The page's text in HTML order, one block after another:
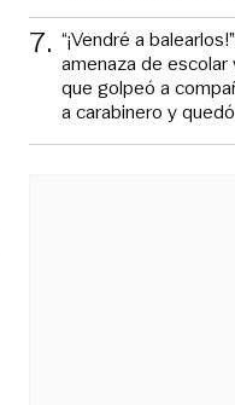
7. “¡Vendré a
amenaza de escolar
que golpeó a
a carabinero y